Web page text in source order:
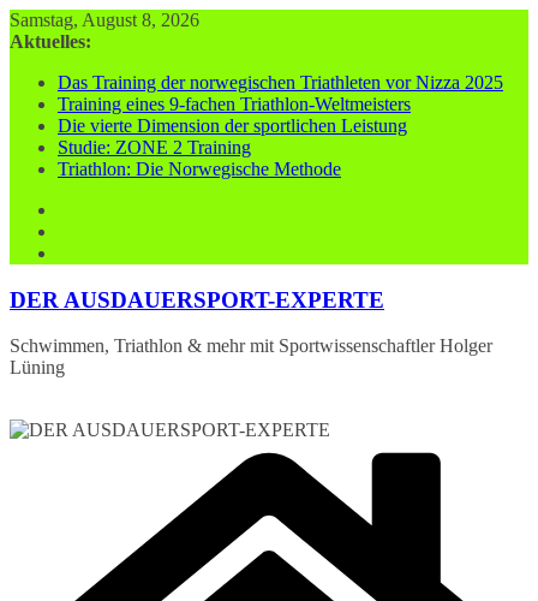
Zum
Inhalt
Samstag, August 8, 2026
Aktuelles:
Das Training der norwegischen Triathleten vor Nizza 2025
Training eines 9-fachen Triathlon-Weltmeisters
Die vierte Dimension der sportlichen Leistung
Studie: ZONE 2 Training
Triathlon: Die Norwegische Methode
DER AUSDAUERSPORT-EXPERTE
Schwimmen, Triathlon & mehr mit Sportwissenschaftler Holger
Lüning